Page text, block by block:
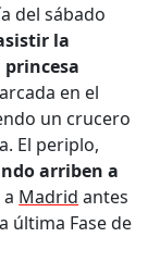
del sábado
la
en el
un crucero
El periplo,
arriben a
Madrid antes
última Fase de